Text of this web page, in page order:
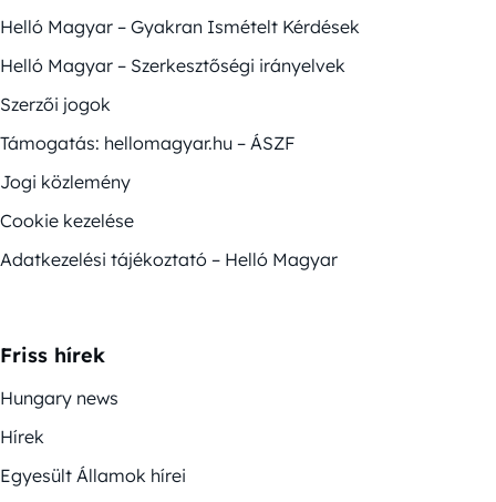
Helló Magyar – Gyakran Ismételt Kérdések
Helló Magyar – Szerkesztőségi irányelvek
Szerzői jogok
Támogatás: hellomagyar.hu – ÁSZF
Jogi közlemény
Cookie kezelése
Adatkezelési tájékoztató – Helló Magyar
Friss hírek
Hungary news
Hírek
Egyesült Államok hírei